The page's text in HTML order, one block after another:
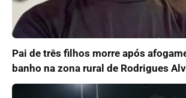
Pai de três filhos morre após
banho na zona rural de Rodrigues